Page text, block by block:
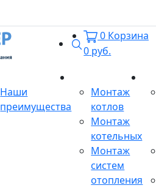
Поиск
0 Корзина
0 руб.
Наши
преимущества
Монтаж
котлов
Монтаж
котельных
Монтаж
систем
отопления